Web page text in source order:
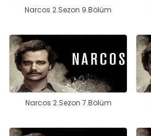
Narcos 2.Sezon 9.Bölüm
Narcos 2.Sezon 7.Bölüm